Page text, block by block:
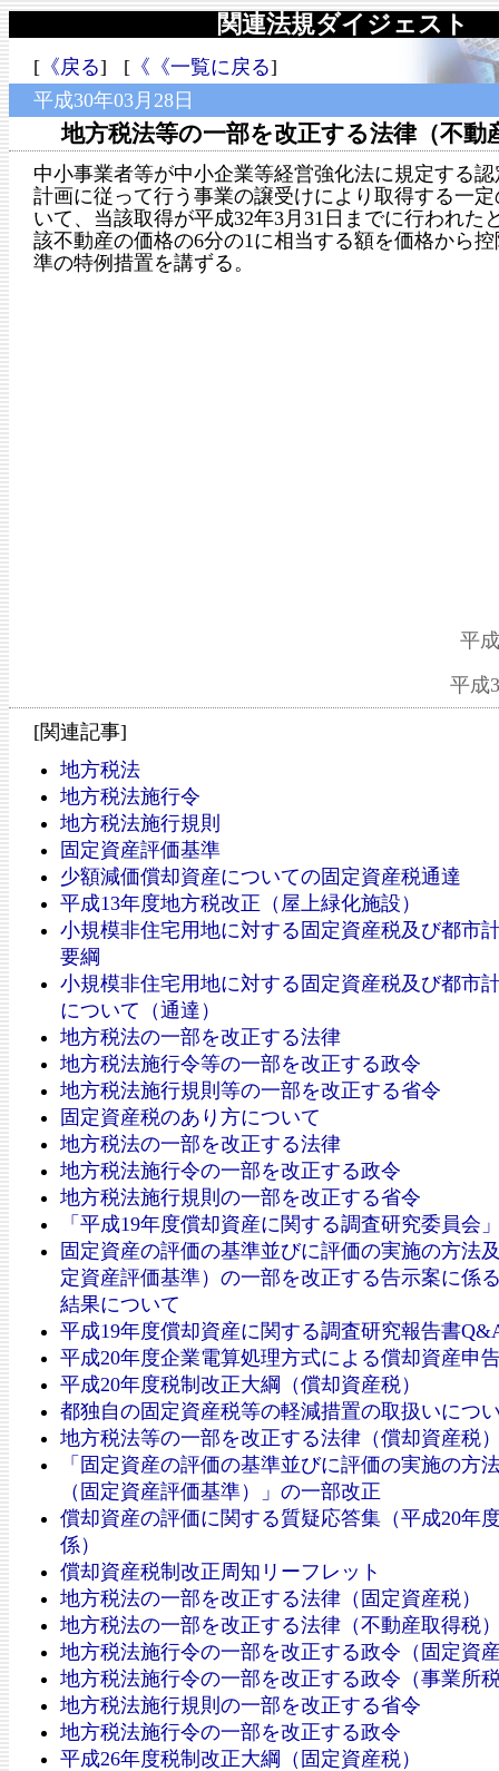
関連法規ダイジェスト
[《戻る] [《《一覧に戻る]
平成30年03月28日
地方税法等の一部を改正する法律（不動
中小事業者等が中小企業等経営強化法に規定する
計画に従って行う事業の譲受けにより取得する一
いて、当該取得が平成32年3月31日までに行われた
該不動産の価格の6分の1に相当する額を価格から
準の特例措置を講ずる。
平
平成
[関連記事]
地方税法
地方税法施行令
地方税法施行規則
固定資産評価基準
少額減価償却資産についての固定資産税通達
平成13年度地方税改正（屋上緑化施設）
小規模非住宅用地に対する固定資産税及び都市
要綱
小規模非住宅用地に対する固定資産税及び都市
について（通達）
地方税法の一部を改正する法律
地方税法施行令等の一部を改正する政令
地方税法施行規則等の一部を改正する省令
固定資産税のあり方について
地方税法の一部を改正する法律
地方税法施行令の一部を改正する政令
地方税法施行規則の一部を改正する省令
「平成19年度償却資産に関する調査研究委員会
固定資産の評価の基準並びに評価の実施の方法
定資産評価基準）の一部を改正する告示案に係
結果について
平成19年度償却資産に関する調査研究報告書
平成20年度企業電算処理方式による償却資産申
平成20年度税制改正大綱（償却資産税）
都独自の固定資産税等の軽減措置の取扱いにつ
地方税法等の一部を改正する法律（償却資産税
「固定資産の評価の基準並びに評価の実施の方
（固定資産評価基準）」の一部改正
償却資産の評価に関する質疑応答集（平成20年
係）
償却資産税制改正周知リーフレット
地方税法の一部を改正する法律（固定資産税）
地方税法の一部を改正する法律（不動産取得税
地方税法施行令の一部を改正する政令（固定資
地方税法施行令の一部を改正する政令（事業所
地方税法施行規則の一部を改正する省令
地方税法施行令の一部を改正する政令
平成26年度税制改正大綱（固定資産税）